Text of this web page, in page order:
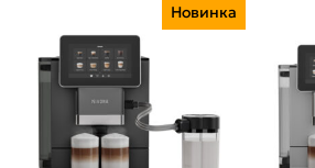
Новинка